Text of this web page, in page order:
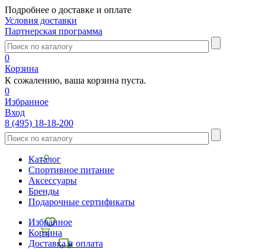
Подробнее о доставке и оплате
Условия доставки
Партнерская программа
0
Корзина
К сожалению, ваша корзина пуста.
0
Избранное
Вход
8 (495) 18-18-200
Каталог
Спортивное питание
Аксессуары
Бренды
Подарочные сертификаты
Избранное
Корзина
Доставка и оплата